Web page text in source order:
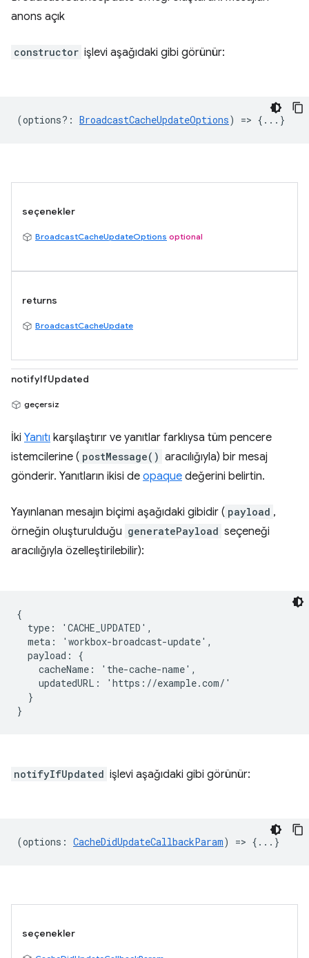
anons açık
constructor işlevi aşağıdaki gibi görünür:
(options? : BroadcastCacheUpdateOptions) => {...}
seçenekler
BroadcastCacheUpdateOptions optional
returns
BroadcastCacheUpdate
notifyIfUpdated
geçersiz
İki Yanıtı karşılaştırır ve yanıtlar farklıysa tüm pencere
istemcilerine ( postMessage() aracılığıyla) bir mesaj
gönderir. Yanıtların ikisi de opaque değerini belirtin.
Yayınlanan mesajın biçimi aşağıdaki gibidir ( payload ,
örneğin oluşturulduğu generatePayload seçeneği
aracılığıyla özelleştirilebilir):
{
  type: 'CACHE_UPDATED',
  meta: 'workbox-broadcast-update',
  payload: {
    cacheName: 'the-cache-name',
    updatedURL: 'https://example.com/'
  }
notifyIfUpdated işlevi aşağıdaki gibi görünür:
(options : CacheDidUpdateCallbackParam) => {...}
seçenekler